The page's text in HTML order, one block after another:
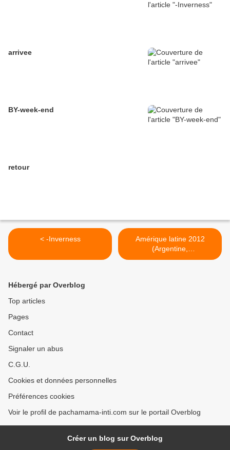
arrivee
BY-week-end
retour
< -Inverness
Amérique latine 2012
(Argentine,
Bolivie...........????) >
Hébergé par Overblog
Top articles
Pages
Contact
Signaler un abus
C.G.U.
Cookies et données personnelles
Préférences cookies
Voir le profil de pachamama-inti.com sur le portail Overblog
Créer un blog sur Overblog